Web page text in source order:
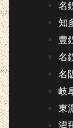
名
知
豊
名
名
岐
東
濃